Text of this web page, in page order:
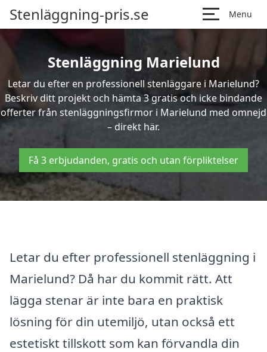
Stenläggning-pris.se Menu
Stenläggning Marielund
Letar du efter en professionell stenläggare i Marielund?
Beskriv ditt projekt och hämta 3 gratis och icke bindande
offerter från stenläggningsfirmor i Marielund med omnejd
– direkt här.
Få 3 erbjudanden, gratis och utan förpliktelser
Letar du efter professionell stenläggning i
Marielund? Då har du kommit rätt. Att
lägga stenar är inte bara en praktisk
lösning för din utemiljö, utan också ett
estetiskt tillskott som kan förvandla din